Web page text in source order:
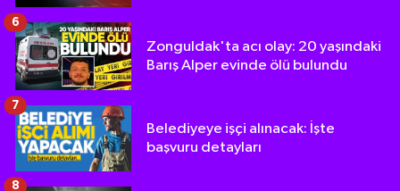
Zonguldak'ta acı olay: 20 yaşındaki
Barış Alper evinde ölü bulundu
6
Belediyeye işçi alınacak: İşte
başvuru detayları
7
8